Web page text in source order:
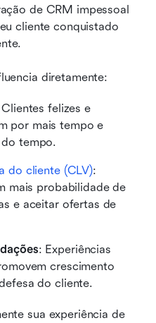
de CRM impessoal
cliente conquistado
diretamente:
felizes e
por mais tempo e
tempo.
do cliente (CLV):
mais probabilidade de
e aceitar ofertas de
: Experiências
crescimento
do cliente.
sua experiência de